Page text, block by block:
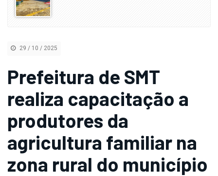
29 / 10 / 2025
Prefeitura de SMT
realiza capacitação a
produtores da
agricultura familiar na
zona rural do município